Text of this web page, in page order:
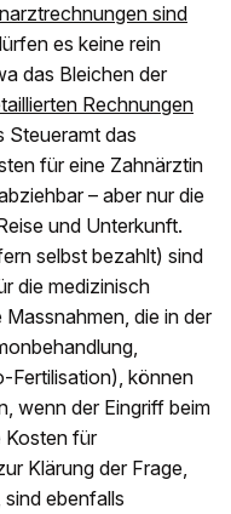
sind
es keine rein
das Bleichen der
Rechnungen
Steueramt das
für eine Zahnärztin
– aber nur die
und Unterkunft.
selbst bezahlt) sind
die medizinisch
die in der
Fertilisation), können
wenn der Eingriff beim
Kosten für
Klärung der Frage,
ebenfalls